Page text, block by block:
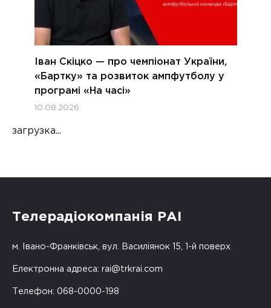
Іван Скіцко — про чемпіонат України,
«Бартку» та розвиток ампфутболу у
програмі «На часі»
10.08.2026
загрузка...
Телерадіокомпанія РАІ
м. Івано-Франківськ, вул. Василіянок 15, 1-й поверх
Електронна адреса: rai@trkrai.com
Телефон: 068-0000-198